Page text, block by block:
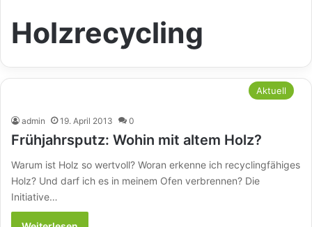
Holzrecycling
Aktuell
admin 19. April 2013 0
Frühjahrsputz: Wohin mit altem Holz?
Warum ist Holz so wertvoll? Woran erkenne ich recyclingfähiges
Holz? Und darf ich es in meinem Ofen verbrennen? Die
Initiative…